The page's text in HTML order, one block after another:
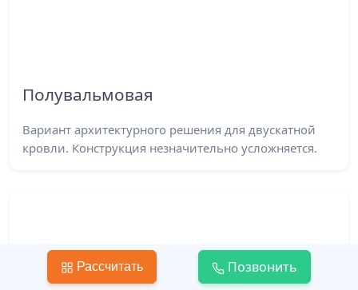
Полувальмовая
Вариант архитектурного решения для двускатной
кровли. Конструкция незначительно усложняется.
Рассчитать Позвонить